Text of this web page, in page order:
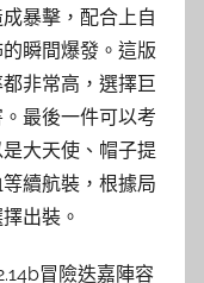
暴擊，配合上自
瞬間爆發。這版
非常高，選擇巨
最後一件可以考
大天使、帽子提
續航裝，根據局
出裝。